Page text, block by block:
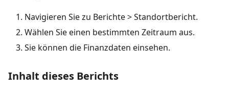
Navigieren Sie zu Berichte > Standortbericht.
Wählen Sie einen bestimmten Zeitraum aus.
Sie können die Finanzdaten einsehen.
Inhalt dieses Berichts